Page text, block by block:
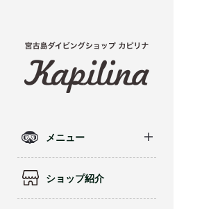
メニュー
ショップ紹介